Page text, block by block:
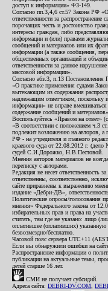
доступ к информации» ФЗ-149.
Согласно пп.3,4,6 ст.57 Закона РФ
ответственности за
порочащих честь и достоинство
интересы граждан, либо
информации и (или) правами
сообщений и материалов или их
информации (а также сообщения,
общественных организаций и
ответственности за данное
массовой информации».
Согласно абз.3, п.13
«О практике применения судами
вытекающим из содержания
надлежащим ответчиком, поскольку
информации» не вправе вмешиваться
содержание сообщений и материалов».
Воспользуйтесь «Правом на
«В соответствии с положением ч.3
подлежит возложению на авторов,
РФ - на учредителя и главного
краевого суда от 22.08.2012 г.
судей С.И.Дорожко, Н.В.Пестовой.
Мнения авторов материалов не
переписку с авторами.
Редакция не несет ответственность
ответственны, соответственно,
сайте приравнены к выражению
издание «Дебри-ДВ»,
Политические опросы/голосования
мнения» Федерального закона от
избирательных прав и права на
считать, там где не указано: лицо
оплатившее (оплативших)
безвозмездно/бесплатно.
Часовой пояс сервера UTC+11
Если вы обнаружили ошибки на
Распространение информации о
публикации на актуальные темы,
детей старше 16 лет.
СМИ не получает субсидий.
Адреса сайта: DEBRI-DV.COM